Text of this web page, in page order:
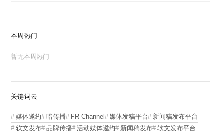
本周热门
暂无本周热门
关键词云
媒体邀约 暗传播 PR Channel 媒体发稿平台
新闻稿发布平台
软文发布
品牌传播 活动媒体邀约 新闻稿发布
软文发布平台